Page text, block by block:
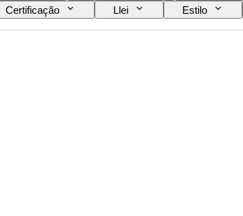
Certificação Llei Estilo
Transparência da pedra preciosa